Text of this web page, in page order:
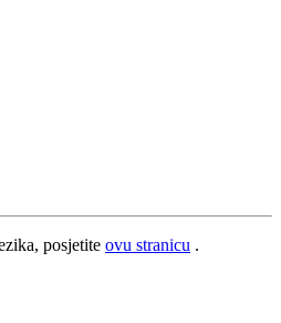
, posjetite ovu stranicu .